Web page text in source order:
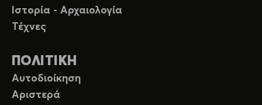
Ιστορία - Αρχαιολογία
Τέχνες
ΠΟΛΙΤΙΚΗ
Αυτοδιοίκηση
Αριστερά